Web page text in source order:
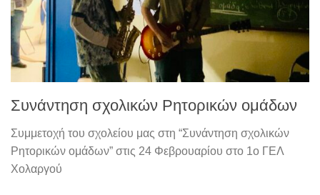
Συνάντηση σχολικών Ρητορικών ομάδων
Συμμετοχή του σχολείου μας στη “Συνάντηση σχολικών
Ρητορικών ομάδων” στις 24 Φεβρουαρίου στο 1ο ΓΕΛ
Χολαργού